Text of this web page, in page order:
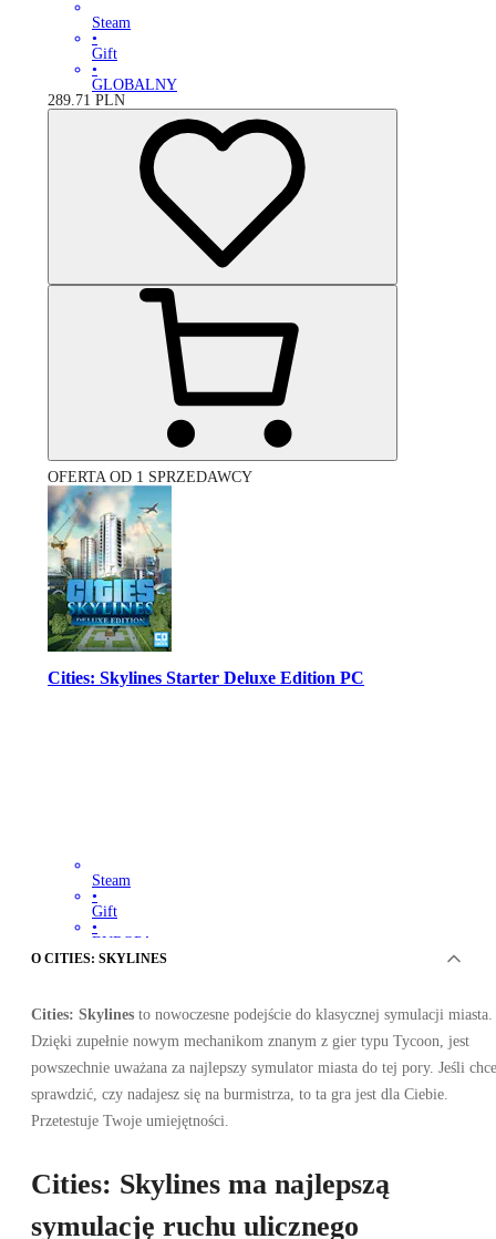
Steam
•
Gift
•
GLOBALNY
289.71 PLN
OFERTA OD 1 SPRZEDAWCY
Cities: Skylines Starter Deluxe Edition PC
Steam
•
Gift
•
EUROPA
289.71 PLN
O CITIES: SKYLINES
Cities: Skylines to nowoczesne podejście do klasycznej symulacji miasta.
Dzięki zupełnie nowym mechanikom znanym z gier typu Tycoon, jest
powszechnie uważana za najlepszy symulator miasta do tej pory. Jeśli
sprawdzić, czy nadajesz się na burmistrza, to ta gra jest dla Ciebie.
Przetestuje Twoje umiejętności.
Cities: Skylines ma najlepszą
symulację ruchu ulicznego